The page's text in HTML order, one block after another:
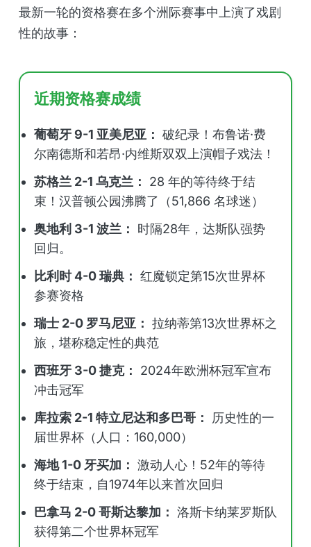
最新一轮的资格赛在多个洲际赛事中上演了戏剧
性的故事：
近期资格赛成绩
葡萄牙 9-1 亚美尼亚： 破纪录！布鲁诺·费
尔南德斯和若昂·内维斯双双上演帽子戏法！
苏格兰 2-1 乌克兰：
28 年的等待终于结
束！汉普顿公园沸腾了（51,866 名球迷）
奥地利 3-1 波兰：
时隔28年，达斯队强势
回归。
比利时 4-0 瑞典： 红魔锁定第15次世界杯
参赛资格
瑞士 2-0 罗马尼亚： 拉纳蒂第13次世界杯之
旅，堪称稳定性的典范
西班牙 3-0 捷克：
2024年欧洲杯冠军宣布
冲击冠军
库拉索 2-1 特立尼达和多巴哥：
历史性的一
届世界杯（人口：160,000）
海地 1-0 牙买加： 激动人心！52年的等待
终于结束，自1974年以来首次回归
巴拿马 2-0 哥斯达黎加： 洛斯卡纳莱罗斯队
获得第二个世界杯冠军